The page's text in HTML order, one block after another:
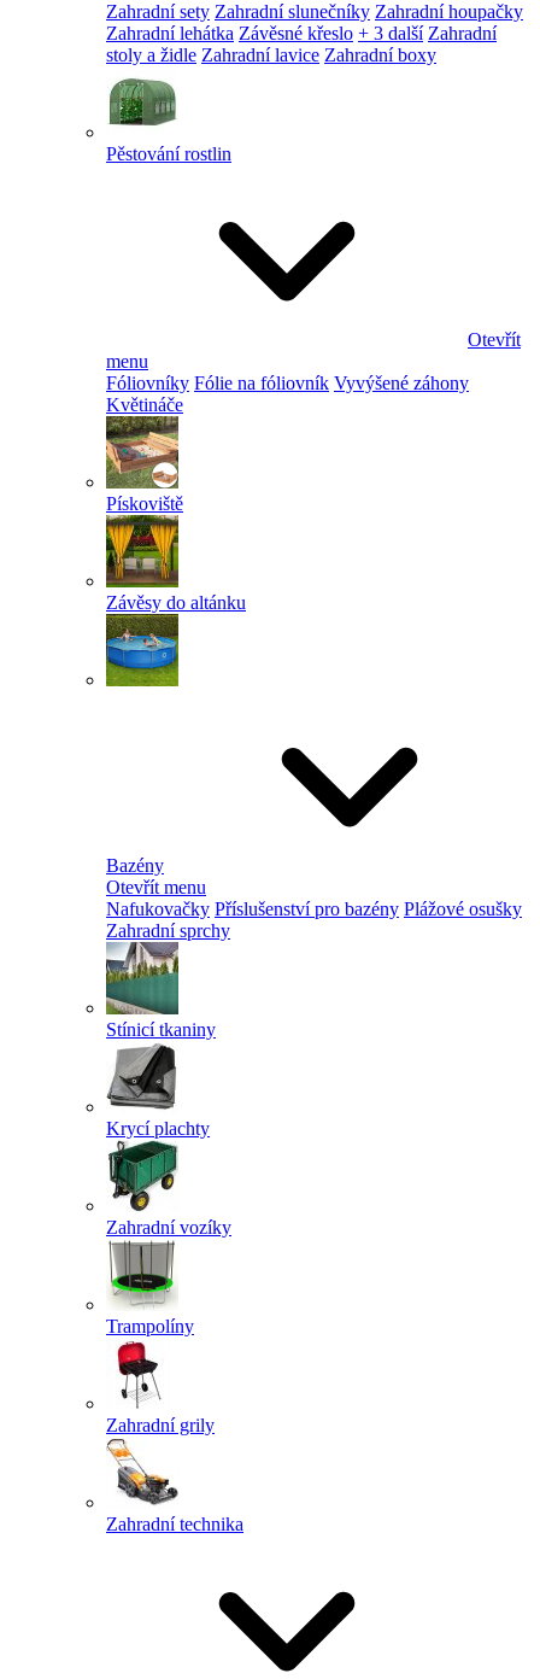
Zahradní sety Zahradní slunečníky Zahradní houpačky
Zahradní lehátka Závěsné křeslo + 3 další Zahradní
stoly a židle Zahradní lavice Zahradní boxy
Pěstování rostlin
Otevřít
menu
Fóliovníky Fólie na fóliovník Vyvýšené záhony
Květináče
Pískoviště
Závěsy do altánku
Bazény
Otevřít menu
Nafukovačky Příslušenství pro bazény Plážové osušky
Zahradní sprchy
Stínicí tkaniny
Krycí plachty
Zahradní vozíky
Trampolíny
Zahradní grily
Zahradní technika